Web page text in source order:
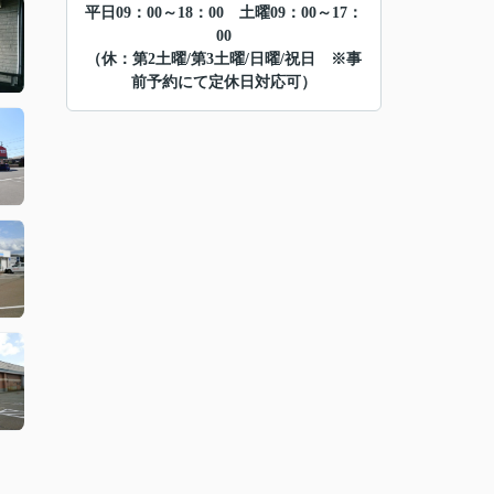
平日09：00～18：00 土曜09：00～17：
00
（休：第2土曜/第3土曜/日曜/祝日 ※事
前予約にて定休日対応可）